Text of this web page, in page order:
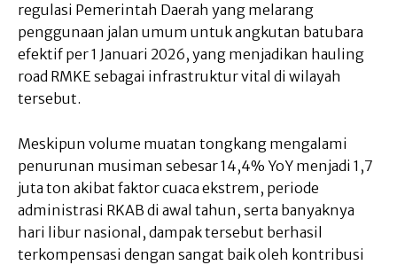
regulasi Pemerintah Daerah yang melarang
penggunaan jalan umum untuk angkutan batubara
efektif per 1 Januari 2026, yang menjadikan hauling
road RMKE sebagai infrastruktur vital di wilayah
tersebut.
Meskipun volume muatan tongkang mengalami
penurunan musiman sebesar 14,4% YoY menjadi 1,7
juta ton akibat faktor cuaca ekstrem, periode
administrasi RKAB di awal tahun, serta banyaknya
hari libur nasional, dampak tersebut berhasil
terkompensasi dengan sangat baik oleh kontribusi